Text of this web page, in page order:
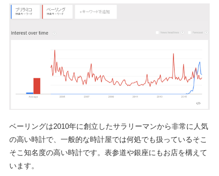
ベーリングは2010年に創立したサラリーマンから非常に人気
の高い時計で、一般的な時計屋では何処でも扱っているそこ
そこ知名度の高い時計です。表参道や銀座にもお店を構えて
います。